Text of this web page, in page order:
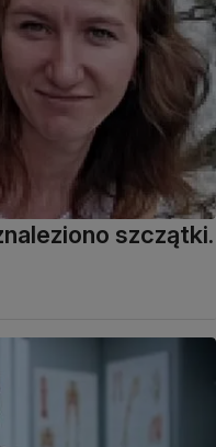
szczątki.